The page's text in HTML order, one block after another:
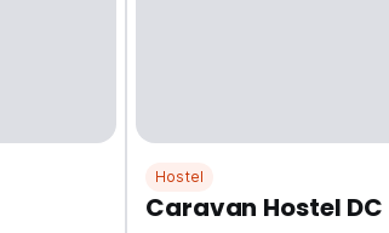
Hostel
Caravan Hostel DC